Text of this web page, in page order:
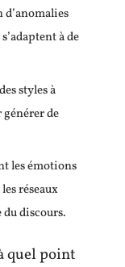
à de
styles à
de
les émotions
réseaux
discours.
quel point